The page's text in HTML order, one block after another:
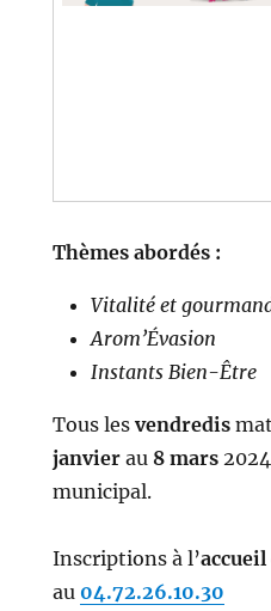
Thèmes abordés :
Vitalité et
Arom’Évasion
Instants Bien-Être
Tous les vendredis
janvierau 8 mars2024
municipal.
Inscriptions à l’accueil
au 04.72.26.10.30